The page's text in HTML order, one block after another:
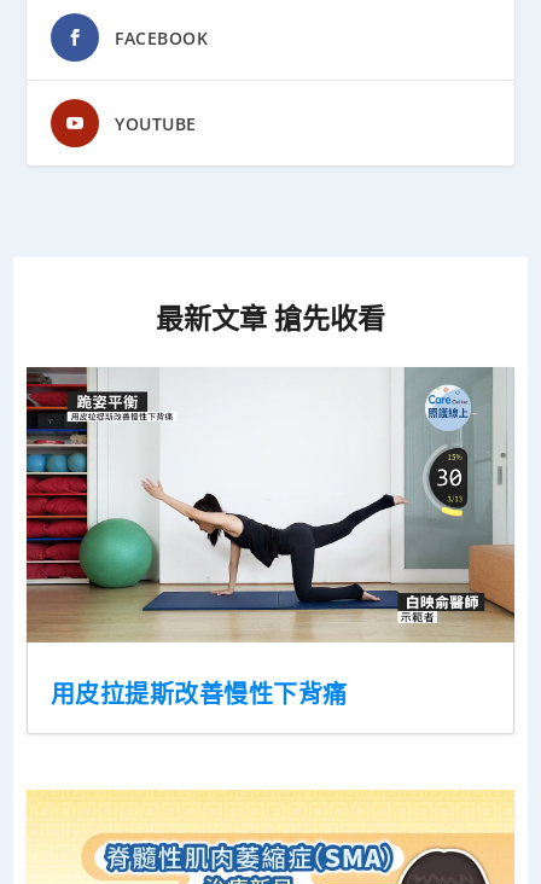
FACEBOOK
YOUTUBE
最新文章 搶先收看
用皮拉提斯改善慢性下背痛